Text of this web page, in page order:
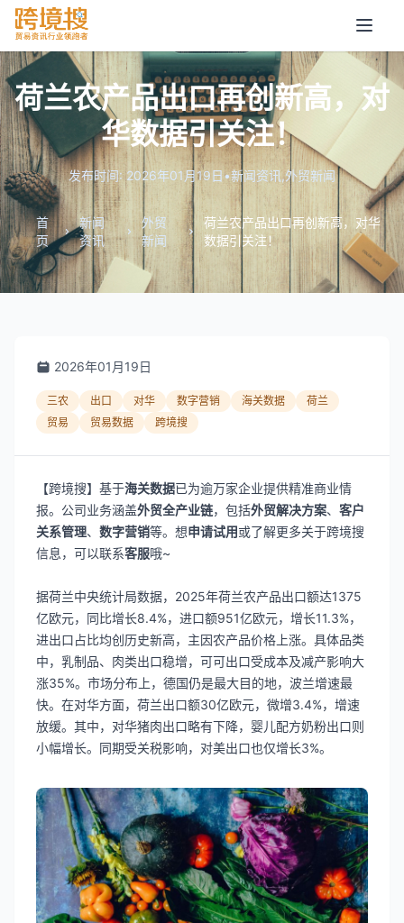
荷兰农产品出口再创新高，对
华数据引关注！
发布时间: 2026年01月19日•新闻资讯,外贸新闻
首
页
新闻
资讯
外贸
新闻
荷兰农产品出口再创新高，对华
数据引关注！
2026年01月19日
三农 出口 对华 数字营销 海关数据
荷兰
贸易
贸易数据 跨境搜
【跨境搜】基于海关数据已为逾万家企业提供精准商业情
报。公司业务涵盖外贸全产业链，包括外贸解决方案、 客户
关系管理、 数字营销等。想申请试用或了解更多关于跨境搜
信息，可以联系客服哦~
据荷兰中央统计局数据，2025年荷兰农产品出口额达1375
亿欧元，同比增长8.4%，进口额951亿欧元，增长11.3%，
进出口占比均创历史新高，主因农产品价格上涨。具体品类
中，乳制品、肉类出口稳增，可可出口受成本及减产影响大
涨35%。市场分布上，德国仍是最大目的地，波兰增速最
快。在对华方面，荷兰出口额30亿欧元，微增3.4%，增速
放缓。其中，对华猪肉出口略有下降，婴儿配方奶粉出口则
小幅增长。同期受关税影响，对美出口也仅增长3%。